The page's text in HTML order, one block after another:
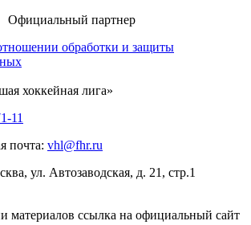
Официальный партнер
обработки и защиты
хоккейная лига»
11
почта: vhl@fhr.ru
ул. Автозаводская, д. 21, стр.1
материалов ссылка на официальный сайт